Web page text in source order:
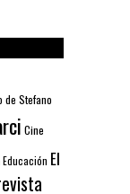
de Stefano
Cine
Educación El